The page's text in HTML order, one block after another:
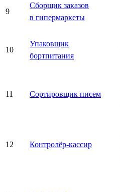
9
Сборщик заказов
в гипермаркеты
10
Упаковщик
бортпитания
11 Сортировщик писем
12 Контролёр-кассир